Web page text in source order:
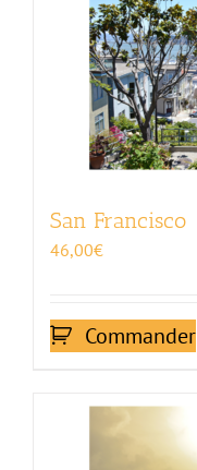
San Francisco
46,00€
Commander